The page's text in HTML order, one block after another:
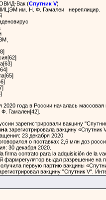
Вак (Спутник V)
им. Н. Ф. Гамалеи нереплицир.
2020 года в России началась
Гамалеи[42].
зарегистрировали вакцину
зарегистрировала вакцину «Спутник
23 декабря 2020.
о поставках 2,6 млн доз
30 декабря 2020.
firma contrato para la adquisición de la
фармрегулятор выдал разрешение на
первую партию вакцины
вакцину "Спутник V".